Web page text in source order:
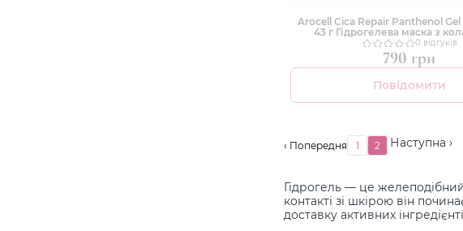
Arocell Cica Repair Panthenol
43 г Гідрогелева маска з
пептидами для ліфтингу та
0 відгуків
790 грн
Повідомити
‹ Попередня 1 2 Наступна ›
Гідрогель — це
контакті зі шкірою він
доставку активних